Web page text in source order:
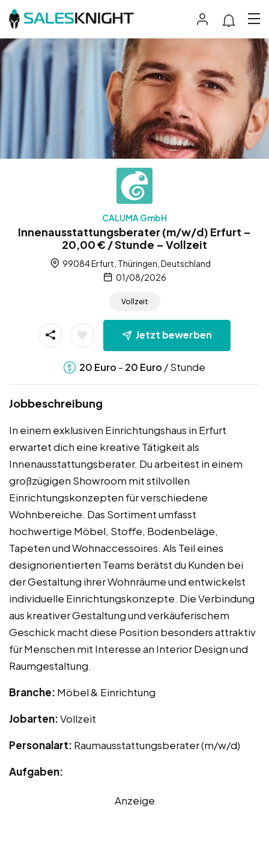
CALUMA GmbH
Innenausstattungsberater (m/w/d) Erfurt –
20,00 € / Stunde – Vollzeit
99084 Erfurt, Thüringen, Deutschland
01/08/2026
Vollzeit
Jetzt bewerben
20 Euro - 20 Euro / Stunde
Jobbeschreibung
In einem exklusiven Einrichtungshaus in Erfurt
erwartet dich eine kreative Tätigkeit als
Innenausstattungsberater. Du arbeitest in einem
großzügigen Showroom mit stilvollen
Einrichtungskonzepten für verschiedene
Wohnbereiche. Das Sortiment umfasst
hochwertige Möbel, Stoffe, Bodenbeläge,
Tapeten und Wohnaccessoires. Als Teil eines
designorientierten Teams berätst du Kunden bei
der Gestaltung ihrer Wohnräume und entwickelst
individuelle Einrichtungskonzepte. Die Verbindung
aus kreativer Gestaltung und verkäuferischem
Geschick macht diese Position besonders attraktiv
für Menschen mit Interesse an Interior Design und
Raumgestaltung.
Branche: Möbel & Einrichtung
Jobarten:Vollzeit
Personalart: Raumausstattungsberater (m/w/d)
Aufgaben:
Anzeige